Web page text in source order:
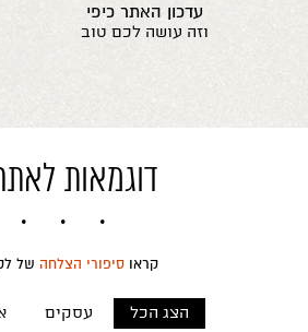
עדכון האתר כיפי
וזה עושה לכם טוב
דוגמאות
קראו סיפורי הצלחה של
הצג הכל עסקים